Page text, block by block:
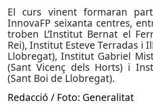
El curs vinent formaran
InnovaFP seixanta centres,
troben L’Institut Bernat el
Rei), Institut Esteve Terradas i
Llobregat), Institut Gabriel
(Sant Vicenç dels Horts) i
(Sant Boi de Llobregat).
Redacció / Foto: Generalitat